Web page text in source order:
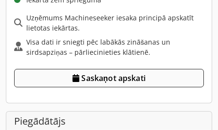
Uzņēmums Machineseeker iesaka principā apskatīt
lietotas iekārtas.
Visa dati ir sniegti pēc labākās zināšanas un
sirdsapziņas – pārliecinieties klātienē.
Saskaņot apskati
Piegādātājs